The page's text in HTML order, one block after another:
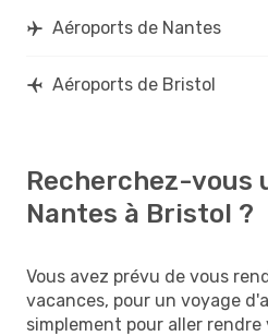
Aéroports de Nantes
Aéroports de Bristol
Recherchez-vous
Nantes à Bristol ?
Vous avez prévu de vous
vacances, pour un voyage
simplement pour aller